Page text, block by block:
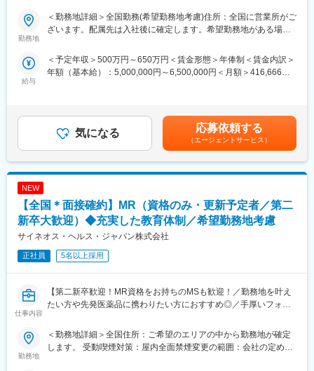
【はじめに】
大手CSO、EPファーマラインでは医療機器営業においてベテラン
の方を募集いたします！
方が可能です。
主に医療機器メーカーを早期退職したメンバー、介護などで短期
【業務内容】
入社後は配属前研修を受けたのち、当社クライアントである医療
機器メーカーへ配属されます。
行っていただくお仕事は、医療機器メーカーとして製品のシェア
医療機器営業時代に培った経験をそのまま活かしていただきま
す。
今までのご経験を活かせるプロジェクトをご提案いたします。
【EPファーマラインでキャリアを築くメリット】
■入社後も強力なバックアップが受けられます！
業界のご経験があっても、会社が異なれば「当たり前」も異なり
ます。
1人のプロジェクトマネージャーが管理する営業は約20名程度で
あり、相談事があればいつでも連絡できる距離感です。
勤務地
＜勤務地詳細＞全国勤務(希望勤務地考慮)住所：全国に営業所がご
ざいます。配属先は入社後に確定します。希望勤務地がある場合
ます。）変更の範囲：会社の定める事業所
給与
＜予定年収＞500万円～650万円＜賃金形態＞年俸制＜賃金内訳＞
年額（基本給）：5,000,000円～6,500,000円＜月額＞416,666円
気になる 応募依頼する
（エージェントサービス）
NEW
【全国＊面接確約】MR（資格のみ・更新予定者／第二
新卒大歓迎）◆充実した教育体制／希望勤務地考慮
サイネオス・ヘルス・ジャパン株式会社
正社員 5名以上採用
仕事内容
【第二新卒歓迎！MR資格をお持ちのMSも歓迎！／勤務地を叶え
たい方や先発医薬品に携わりたい方におすすめ◎／手厚いフォロ
【はじめに】
MR資格をお持ちの方（MRの実務未経験OK）をお待ちしておりま
勤務地
＜勤務地詳細＞全国住所：ご希望のエリアの中から勤務地が確定
します。 受動喫煙対策：屋内全面禁煙変更の範囲：会社の定める